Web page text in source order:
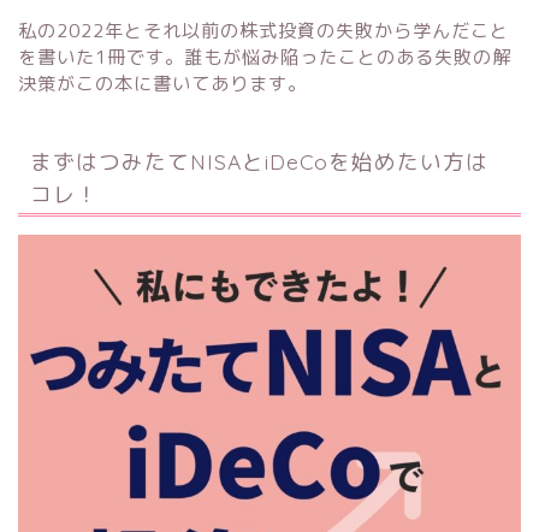
私の2022年とそれ以前の株式投資の失敗から学んだこと
を書いた1冊です。誰もが悩み陥ったことのある失敗の解
決策がこの本に書いてあります。
まずはつみたてNISAとiDeCoを始めたい方は
コレ！